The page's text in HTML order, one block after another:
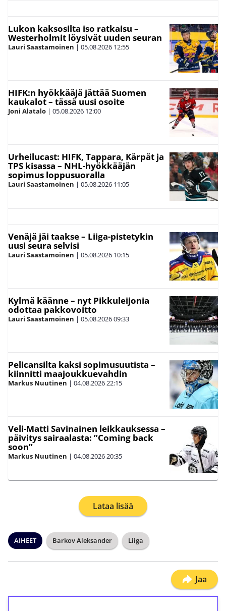
Lukon kaksosilta iso ratkaisu –
Westerholmit löysivät uuden seuran
Lauri Saastamoinen | 05.08.2026 12:55
HIFK:n hyökkääjä jättää Suomen
kaukalot – tässä uusi osoite
Joni Alatalo | 05.08.2026 12:00
Urheilucast: HIFK, Tappara, Kärpät ja
TPS kisassa – NHL-hyökkääjän
sopimus loppusuoralla
Lauri Saastamoinen | 05.08.2026 11:05
Venäjä jäi taakse – Liiga-pistetykin
uusi seura selvisi
Lauri Saastamoinen | 05.08.2026 10:15
Kylmä käänne – nyt Pikkuleijonia
odottaa pakkovoitto
Lauri Saastamoinen | 05.08.202609:33
Pelicansilta kaksi sopimusuutista –
kiinnitti maajoukkuevahdin
Markus Nuutinen | 04.08.202622:15
Veli-Matti Savinainen leikkauksessa –
päivitys sairaalasta: ”Coming back
soon”
Markus Nuutinen | 04.08.202620:35
Lataa lisää
AIHEET Barkov Aleksander Liiga
Jaa